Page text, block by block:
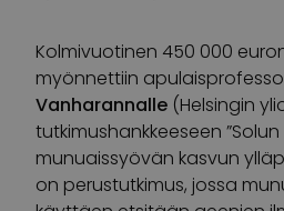
Kolmivuotinen 450 000
myönnettiin
Vanharannalle (Helsingin
tutkimushankkeeseen
munuaissyövän kasvun
on perustutkimus, jossa